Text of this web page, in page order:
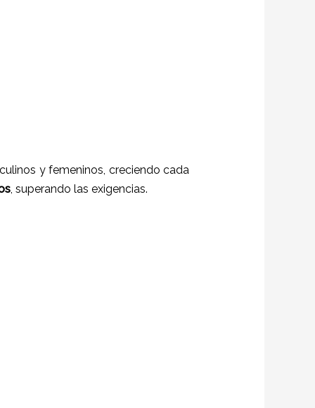
y femeninos, creciendo cada
, superando las exigencias.